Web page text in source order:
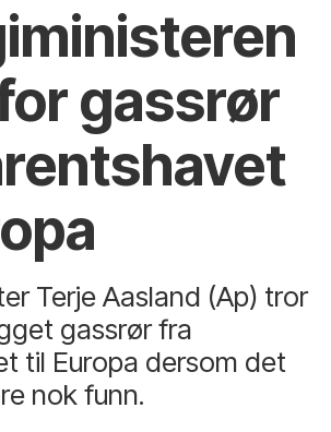
gassrør
Terje Aasland (Ap) tror
gassrør fra
til Europa dersom det
nok funn.